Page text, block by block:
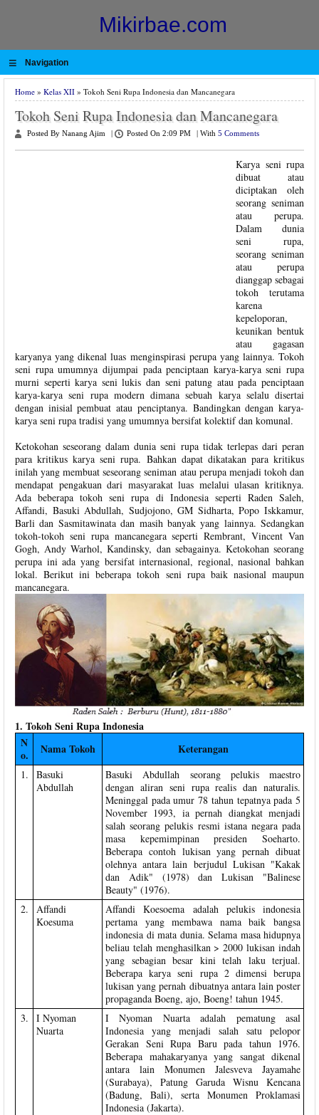
Mikirbae.com
≡ Navigation
Home » Kelas XII » Tokoh Seni Rupa Indonesia dan Mancanegara
Tokoh Seni Rupa Indonesia dan Mancanegara
Posted By Nanang Ajim Posted On 2:09 PM With 5 Comments
Karya seni rupa
dibuat atau
diciptakan oleh
seorang seniman
atau perupa.
Dalam dunia
seni rupa,
seorang seniman
atau perupa
dianggap sebagai
tokoh terutama
karena
kepeloporan,
keunikan bentuk
atau gagasan
karyanya yang dikenal luas menginspirasi perupa yang lainnya. Tokoh
seni rupa umumnya dijumpai pada penciptaan karya-karya seni rupa
murni seperti karya seni lukis dan seni patung atau pada penciptaan
karya-karya seni rupa modern dimana sebuah karya selalu disertai
dengan inisial pembuat atau penciptanya. Bandingkan dengan karya-
karya seni rupa tradisi yang umumnya bersifat kolektif dan komunal.
Ketokohan seseorang dalam dunia seni rupa tidak terlepas dari peran
para kritikus karya seni rupa. Bahkan dapat dikatakan para kritikus
inilah yang membuat seseorang seniman atau perupa menjadi tokoh dan
mendapat pengakuan dari masyarakat luas melalui ulasan kritiknya.
Ada beberapa tokoh seni rupa di Indonesia seperti Raden Saleh,
Affandi, Basuki Abdullah, Sudjojono, GM Sidharta, Popo Iskkamur,
Barli dan Sasmitawinata dan masih banyak yang lainnya. Sedangkan
tokoh-tokoh seni rupa mancanegara seperti Rembrant, Vincent Van
Gogh, Andy Warhol, Kandinsky, dan sebagainya. Ketokohan seorang
perupa ini ada yang bersifat internasional, regional, nasional bahkan
lokal. Berikut ini beberapa tokoh seni rupa baik nasional maupun
mancanegara.
1. Tokoh Seni Rupa Indonesia
N
o.
Nama Tokoh Keterangan
1.
Basuki
Abdullah
Basuki Abdullah seorang pelukis maestro
dengan aliran seni rupa realis dan naturalis.
Meninggal pada umur 78 tahun tepatnya pada 5
November 1993, ia pernah diangkat menjadi
salah seorang pelukis resmi istana negara pada
masa kepemimpinan presiden Soeharto.
Beberapa contoh lukisan yang pernah dibuat
olehnya antara lain berjudul Lukisan "Kakak
dan Adik" (1978) dan Lukisan "Balinese
Beauty" (1976).
2.
Affandi
Koesuma
Affandi Koesoema adalah pelukis indonesia
pertama yang membawa nama baik bangsa
indonesia di mata dunia. Selama masa hidupnya
beliau telah menghasilkan > 2000 lukisan indah
yang sebagian besar kini telah laku terjual.
Beberapa karya seni rupa 2 dimensi berupa
lukisan yang pernah dibuatnya antara lain poster
propaganda Boeng, ajo, Boeng! tahun 1945.
3.
I Nyoman
Nuarta
I Nyoman Nuarta adalah pematung asal
Indonesia yang menjadi salah satu pelopor
Gerakan Seni Rupa Baru pada tahun 1976.
Beberapa mahakaryanya yang sangat dikenal
antara lain Monumen Jalesveva Jayamahe
(Surabaya), Patung Garuda Wisnu Kencana
(Badung, Bali), serta Monumen Proklamasi
Indonesia (Jakarta).